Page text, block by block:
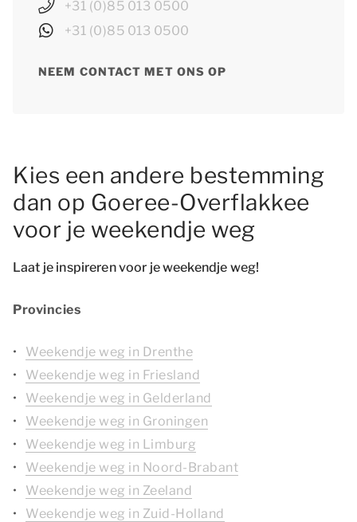
+31 (0)85 013 0500
+31 (0)85 013 0500
NEEM CONTACT MET ONS OP
Kies een andere bestemming
dan op Goeree-Overflakkee
voor je weekendje weg
Laat je inspireren voor je weekendje weg!
Provincies
Weekendje weg in Drenthe
Weekendje weg in Friesland
Weekendje weg in Gelderland
Weekendje weg in Groningen
Weekendje weg in Limburg
Weekendje weg in Noord-Brabant
Weekendje weg in Zeeland
Weekendje weg in Zuid-Holland